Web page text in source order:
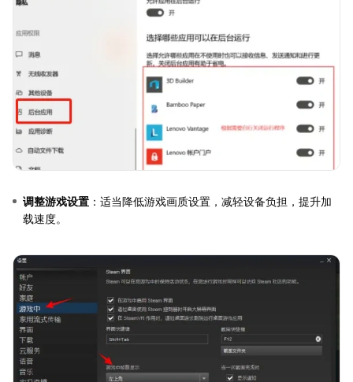
调整游戏设置 ：适当降低游戏画质设置，减轻设备负担，提升加
载速度。